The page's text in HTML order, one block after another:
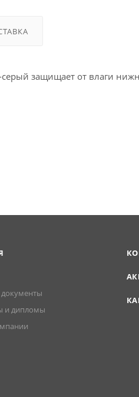
серый защищает от влаги
и дипломы